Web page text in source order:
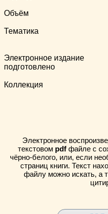
Объём
Тематика
Электронное издание
подготовлено
Коллекция
Электронное
текстовом pdfфайле с
чёрно-белого, или, если
страниц книги. Текст
файлу можно искать, а